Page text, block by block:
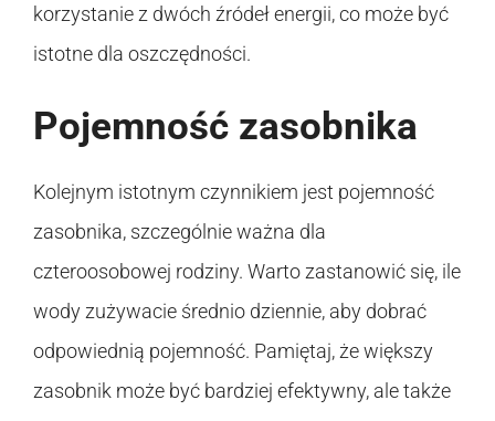
korzystanie z dwóch źródeł energii, co może być
istotne dla oszczędności.
Pojemność zasobnika
Kolejnym istotnym czynnikiem jest pojemność
zasobnika, szczególnie ważna dla
czteroosobowej rodziny. Warto zastanowić się, ile
wody zużywacie średnio dziennie, aby dobrać
odpowiednią pojemność. Pamiętaj, że większy
zasobnik może być bardziej efektywny, ale także